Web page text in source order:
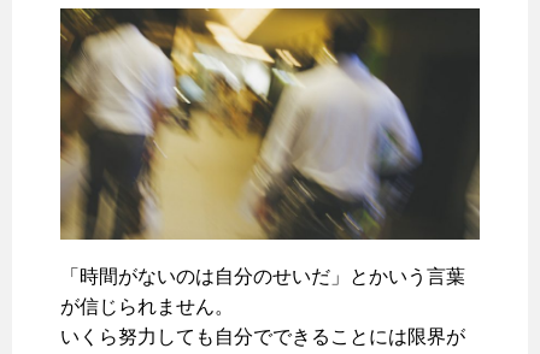
「時間がないのは自分のせいだ」とかいう言葉
が信じられません。
いくら努力しても自分でできることには限界が